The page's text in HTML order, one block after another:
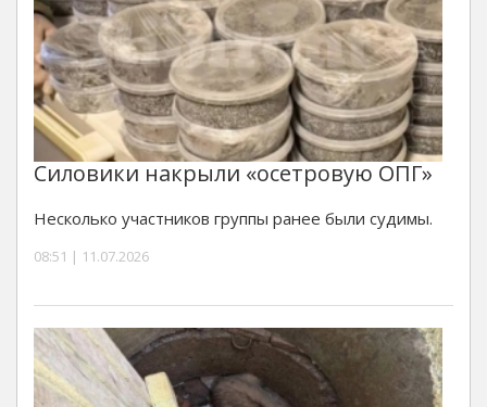
Силовики накрыли «осетровую ОПГ»
Несколько участников группы ранее были судимы.
08:51 | 11.07.2026